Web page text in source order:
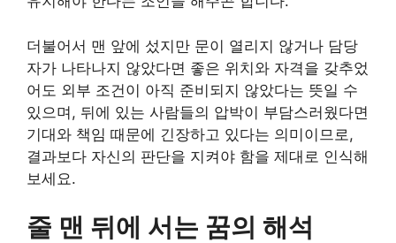
더불어서 맨 앞에 섰지만 문이 열리지 않거나 담당
자가 나타나지 않았다면 좋은 위치와 자격을 갖추었
어도 외부 조건이 아직 준비되지 않았다는 뜻일 수
있으며, 뒤에 있는 사람들의 압박이 부담스러웠다면
기대와 책임 때문에 긴장하고 있다는 의미이므로,
결과보다 자신의 판단을 지켜야 함을 제대로 인식해
보세요.
줄 맨 뒤에 서는 꿈의 해석